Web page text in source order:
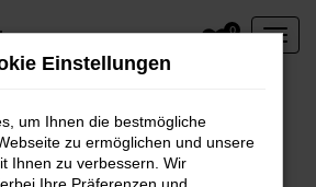
0
Einstellungen
um Ihnen die bestmögliche
zu ermöglichen und unsere
Ihnen zu verbessern. Wir